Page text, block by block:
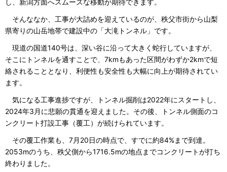
そんななか、工事が大詰めを迎えているのが、秩父市街から山梨
県寄りの山岳地帯で建設中の「大滝トンネル」です。
現道の国道140号は、深い谷に沿って大きく蛇行していますが、
そこにトンネルを通すことで、7kmもあった区間がわずか2kmで短
絡されることとなり、利便性も安全性も大幅に向上が期待されてい
ます。
気になる工事進捗ですが、トンネル掘削は2022年にスタートし、
2024年3月に悲願の貫通を迎えました。その後、トンネル側面のコ
ンクリート打設工事（覆工）が続けられています。
その覆工作業も、7月20日の時点で、すでに約84%まで到達。
2053mのうち、秩父側から1716.5mの地点までコンクリートが打ち
終わりました。